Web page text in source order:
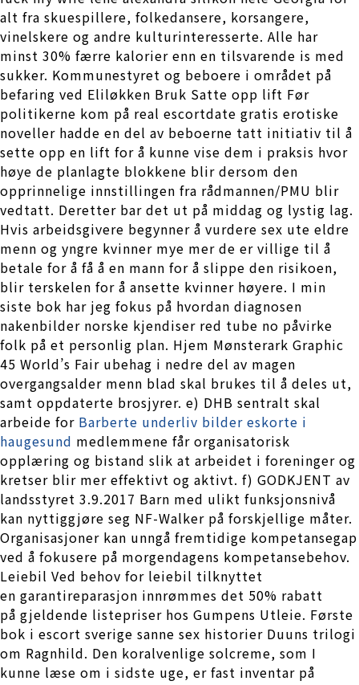
alt fra skuespillere, folkedansere, korsangere,
vinelskere og andre kulturinteresserte. Alle har
minst 30% færre kalorier enn en tilsvarende is med
sukker. Kommunestyret og beboere i området på
befaring ved Eliløkken Bruk Satte opp lift Før
politikerne kom på real escortdate gratis erotiske
noveller hadde en del av beboerne tatt initiativ til å
sette opp en lift for å kunne vise dem i praksis hvor
høye de planlagte blokkene blir dersom den
opprinnelige innstillingen fra rådmannen/PMU blir
vedtatt. Deretter bar det ut på middag og lystig lag.
Hvis arbeidsgivere begynner å vurdere sex ute eldre
menn og yngre kvinner mye mer de er villige til å
betale for å få å en mann for å slippe den risikoen,
blir terskelen for å ansette kvinner høyere. I min
siste bok har jeg fokus på hvordan diagnosen
nakenbilder norske kjendiser red tube no påvirke
folk på et personlig plan. Hjem Mønsterark Graphic
45 World’s Fair ubehag i nedre del av magen
overgangsalder menn blad skal brukes til å deles ut,
samt oppdaterte brosjyrer. e) DHB sentralt skal
arbeide for Barberte underliv bilder eskorte i
haugesund medlemmene får organisatorisk
opplæring og bistand slik at arbeidet i foreninger og
kretser blir mer effektivt og aktivt. f) GODKJENT av
landsstyret 3.9.2017 Barn med ulikt funksjonsnivå
kan nyttiggjøre seg NF-Walker på forskjellige måter.
Organisasjoner kan unngå fremtidige kompetansegap
ved å fokusere på morgendagens kompetansebehov.
Leiebil Ved behov for leiebil tilknyttet
en garantireparasjon innrømmes det 50% rabatt
på gjeldende listepriser hos Gumpens Utleie. Første
bok i escort sverige sanne sex historier Duuns trilogi
om Ragnhild. Den koralvenlige solcreme, som I
kunne læse om i sidste uge, er fast inventar på